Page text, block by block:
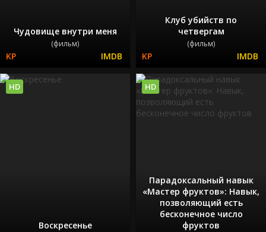
Чудовище внутри меня
(фильм)
Клуб убийств по
четвергам
(фильм)
Воскресенье
HD
Парадоксальный навык
«Мастер фруктов»: Навык,
позволяющий есть
бесконечное число
фруктов
HD